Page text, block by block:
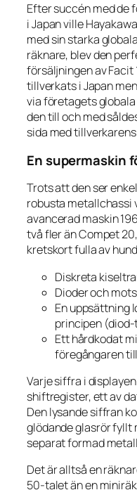
Efter succén med de
i Japan ville
med sin starka
räknare, blev den
försäljningen av Facit
tillverkats i Japan
via företagets
den till och med
sida med
En supermaskin
Trots att den ser
robusta metallchassi
avancerad maskin
två fler än Compet
kretskort fulla av
Diskreta
Dioder och
En uppsättning
principen
Ett hårdkodat
föregångaren
Varje siffra i
shiftregister, ett av
Den lysande siffran
glödande glasrör fyllt
separat formad
Det är alltså en
50-talet än en